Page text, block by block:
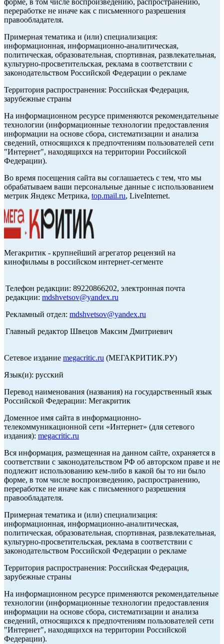
форме, в том числе воспроизведению, распространению,
переработке не иначе как с письменного разрешения
правообладателя.
Примерная тематика и (или) специализация:
информационная, информационно-аналитическая,
политическая, образовательная, спортивная, развлекательная,
культурно-просветительская, реклама в соответствии с
законодательством Российской Федерации о рекламе
Территория распространения: Российская Федерация,
зарубежные страны
На информационном ресурсе применяются рекомендательные
технологии (информационные технологии предоставления
информации на основе сбора, систематизации и анализа
сведений, относящихся к предпочтениям пользователей сети
"Интернет", находящихся на территории Российской
Федерации).
Во время посещения сайта вы соглашаетесь с тем, что мы
обрабатываем ваши персональные данные с использованием
метрик Яндекс Метрика, top.mail.ru, LiveInternet.
Мегакритик - крупнейший агрегатор рецензий на
кинофильмы в российском интернет-сегменте
Телефон редакции: 89220866202, электронная почта
редакции: mdshvetsov@yandex.ru
Рекламный отдел: mdshvetsov@yandex.ru
Главный редактор Швецов Максим Дмитриевич
Сетевое издание megacritic.ru (МЕГАКРИТИК.РУ)
Язык(и): русский
Перевод наименования (названия) на государственный язык
Российской Федерации: Мегакритик
Доменное имя сайта в информационно-
телекоммуникационной сети «Интернет» (для сетевого
издания): megacritic.ru
Вся информация, размещенная на данном сайте, охраняется в
соответствии с законодательством РФ об авторском праве и не
подлежит использованию кем-либо в какой бы то ни было
форме, в том числе воспроизведению, распространению,
переработке не иначе как с письменного разрешения
правообладателя.
Примерная тематика и (или) специализация:
информационная, информационно-аналитическая,
политическая, образовательная, спортивная, развлекательная,
культурно-просветительская, реклама в соответствии с
законодательством Российской Федерации о рекламе
Территория распространения: Российская Федерация,
зарубежные страны
На информационном ресурсе применяются рекомендательные
технологии (информационные технологии предоставления
информации на основе сбора, систематизации и анализа
сведений, относящихся к предпочтениям пользователей сети
"Интернет", находящихся на территории Российской
Федерации).